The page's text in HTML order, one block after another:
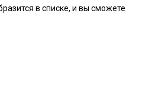
в списке, и вы сможете